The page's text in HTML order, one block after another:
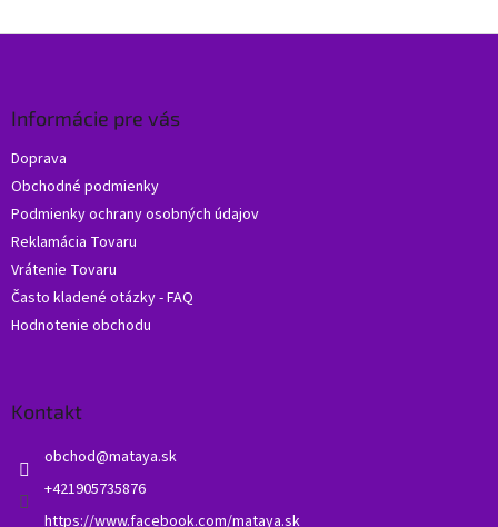
Informácie pre vás
Doprava
Obchodné podmienky
Podmienky ochrany osobných údajov
Reklamácia Tovaru
Vrátenie Tovaru
Často kladené otázky - FAQ
Hodnotenie obchodu
Kontakt
obchod@mataya.sk
+421905735876
https://www.facebook.com/mataya.sk